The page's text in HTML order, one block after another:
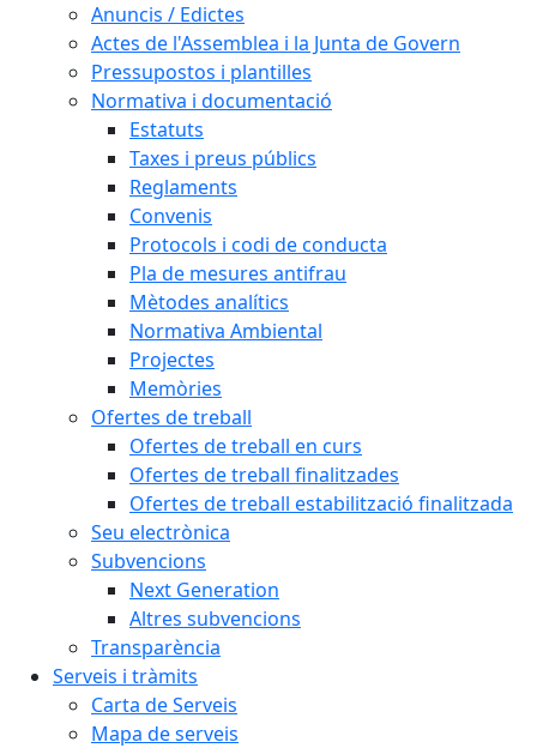
Anuncis / Edictes
Actes de l'Assemblea i la Junta de Govern
Pressupostos i plantilles
Normativa i documentació
Estatuts
Taxes i preus públics
Reglaments
Convenis
Protocols i codi de conducta
Pla de mesures antifrau
Mètodes analítics
Normativa Ambiental
Projectes
Memòries
Ofertes de treball
Ofertes de treball en curs
Ofertes de treball finalitzades
Ofertes de treball estabilització finalitzada
Seu electrònica
Subvencions
Next Generation
Altres subvencions
Transparència
Serveis i tràmits
Carta de Serveis
Mapa de serveis